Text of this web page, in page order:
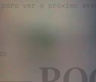
ver o próximo